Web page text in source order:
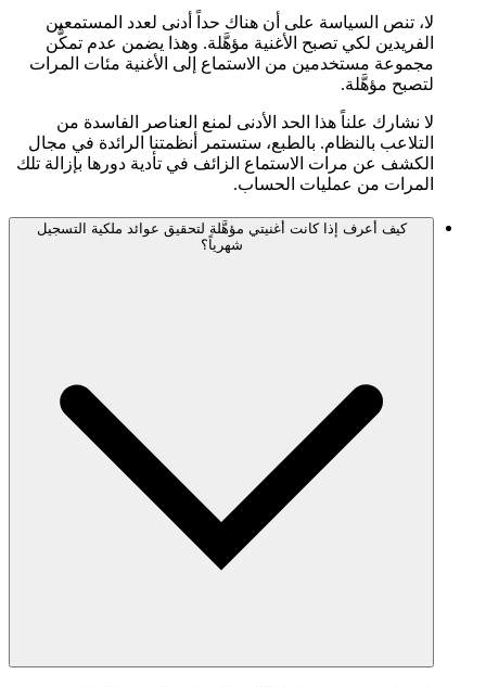
لا، تنص السياسة على أن هناك حداً أدنى لعدد المستمعين
الفريدين لكي تصبح الأغنية مؤهَّلة. وهذا يضمن عدم تمكُّن
مجموعة مستخدمين من الاستماع إلى الأغنية مئات المرات
لتصبح مؤهَّلة.
لا نشارك علناً هذا الحد الأدنى لمنع العناصر الفاسدة من
التلاعب بالنظام. بالطبع، ستستمر أنظمتنا الرائدة في مجال
الكشف عن مرات الاستماع الزائف في تأدية دورها بإزالة تلك
المرات من عمليات الحساب.
كيف أعرف إذا كانت أغنيتي مؤهَّلة لتحقيق عوائد ملكية التسجيل
شهرياً؟